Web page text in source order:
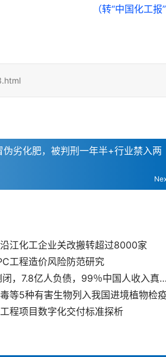
（转“中国化工报”
伪劣化肥，被判刑一年半+行业禁入两
江化工企业关改搬转超过8000家
工程造价风险防范研究
46万家企业倒闭，7.8亿人负债，99％中国人收入真相，骗了无数国人！
程项目数字化交付标准探析